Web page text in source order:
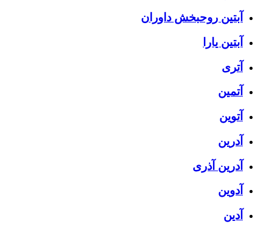
آبتین روحبخش داوران
آبتین یارا
آتری
آتمین
آتوین
آدرین
آدرین آذری
آدوین
آدین